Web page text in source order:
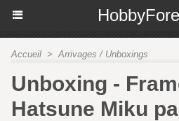
Accueil > Arrivages / Unboxings
Unboxing -
Hatsune Miku